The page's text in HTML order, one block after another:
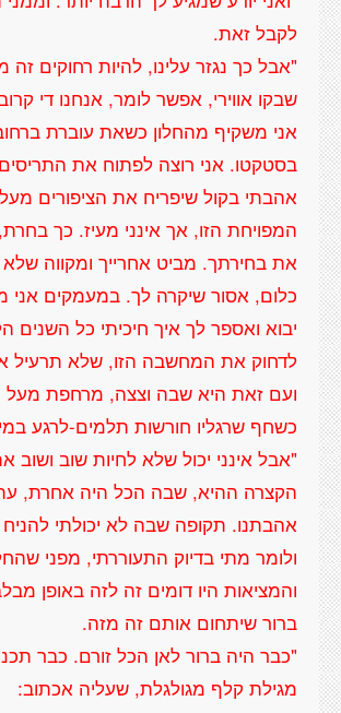
"אבל כך נגזר עלינו, להיות רחוקים זה
שבקו אווירי, אפשר לומר, אנחנו די
אני משקיף מהחלון כשאת עוברת
בסטקטו. אני רוצה לפתוח את
אהבתי בקול שיפריח את הציפורים
המפויחת הזו, אך אינני מעיז. כך
את בחירתך. מביט אחרייך ומקווה
כלום, אסור שיקרה לך. במעמקים אני
יבוא ואספר לך איך חיכיתי כל השנים
לדחוק את המחשבה הזו, שלא תרעיל
ועם זאת היא שבה וצצה, מרחפת מעל
"אבל אינני יכול שלא לחיות שוב ושוב
הקצרה ההיא, שבה הכל היה אחרת,
אהבתנו. תקופה שבה לא יכולתי
ולומר מתי בדיוק התעוררתי, מפני
והמציאות היו דומים זה לזה באופן
"כבר היה ברור לאן הכל זורם. כבר